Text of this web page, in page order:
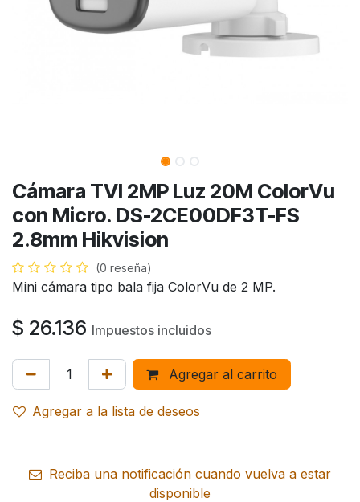
Cámara TVI 2MP Luz 20M ColorVu
con Micro. DS-2CE00DF3T-FS
2.8mm Hikvision
(0 reseña)
Mini cámara tipo bala fija ColorVu de 2 MP.
$ 26.136 Impuestos incluidos
Agregar al carrito
Agregar a la lista de deseos
Reciba una notificación cuando vuelva a estar
disponible